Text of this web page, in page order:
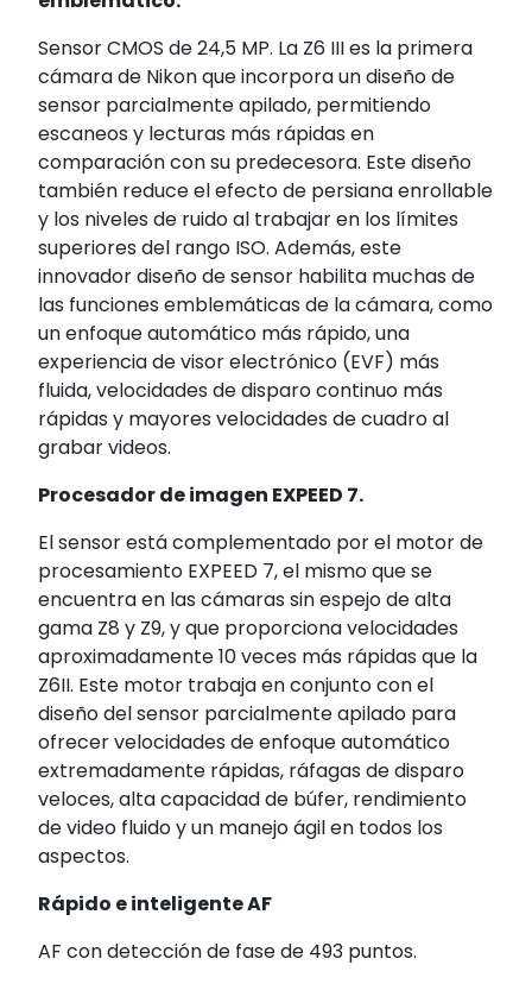
Sensor CMOS de 24,5 MP. La Z6 III es la primera
cámara de Nikon que incorpora un diseño de
sensor parcialmente apilado, permitiendo
escaneos y lecturas más rápidas en
comparación con su predecesora. Este diseño
también reduce el efecto de persiana enrollable
y los niveles de ruido al trabajar en los límites
superiores del rango ISO. Además, este
innovador diseño de sensor habilita muchas de
las funciones emblemáticas de la cámara, como
un enfoque automático más rápido, una
experiencia de visor electrónico (EVF) más
fluida, velocidades de disparo continuo más
rápidas y mayores velocidades de cuadro al
grabar videos.
Procesador de imagen EXPEED 7.
El sensor está complementado por el motor de
procesamiento EXPEED 7, el mismo que se
encuentra en las cámaras sin espejo de alta
gama Z8 y Z9, y que proporciona velocidades
aproximadamente 10 veces más rápidas que la
Z6II. Este motor trabaja en conjunto con el
diseño del sensor parcialmente apilado para
ofrecer velocidades de enfoque automático
extremadamente rápidas, ráfagas de disparo
veloces, alta capacidad de búfer, rendimiento
de video fluido y un manejo ágil en todos los
aspectos.
Rápido e inteligente AF
AF con detección de fase de 493 puntos.